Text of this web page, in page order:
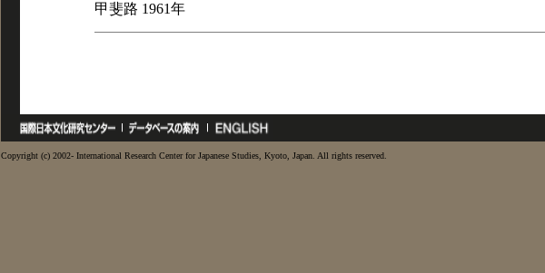
甲斐路 1961年
Copyright (c) 2002- International Research Center for Japanese Studies, Kyoto, Japan. All rights reserved.